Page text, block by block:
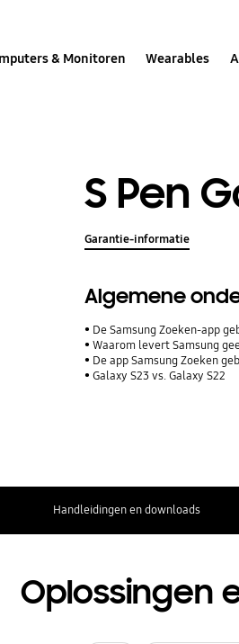
& Monitoren Wearables
S Pen
Garantie-informatie
Algemene
De Samsung Zoeken-app
Waarom levert Samsung
De app Samsung Zoeken
Galaxy S23 vs. Galaxy S22
Handleidingen en downloads
Oplossingen